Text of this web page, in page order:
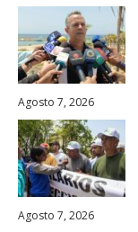
Agosto 7, 2026
Agosto 7, 2026